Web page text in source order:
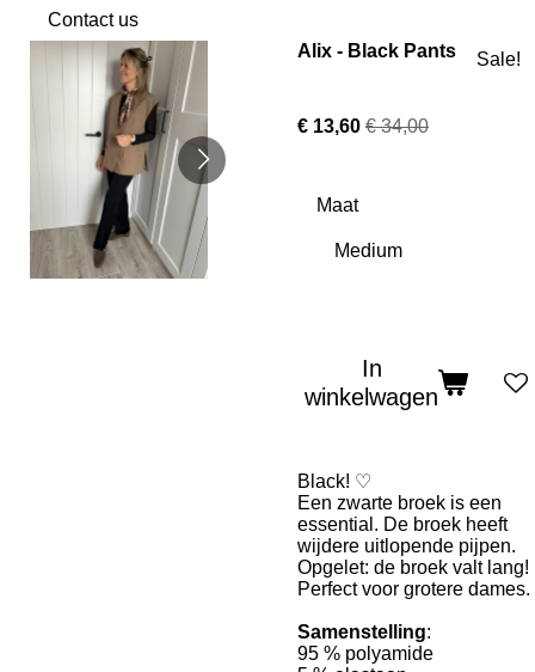
Contact us
Alix - Black Pants
Sale!
€ 13,60 € 34,00
Maat
In
winkelwagen
Black! ♡
Een zwarte broek is een
essential. De broek heeft
wijdere uitlopende pijpen.
Opgelet: de broek valt lang!
Perfect voor grotere dames.
Samenstelling:
95 % polyamide